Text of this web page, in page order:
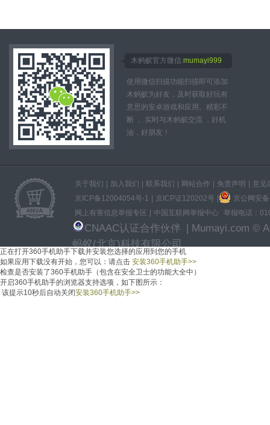
木蚂蚁官方微信:mumayi999
使用微信扫描功能扫描即可添加
木蚂蚁为好友，及时获取好玩有
意思的安卓游戏和应用。精彩不
断 ， 实时与木蚂蚁交流 ，好机
油，好朋友！
关于我们 加入我们 联系我们 网站合作 免责声明
意见
京ICP备12004054号-1
京ICP证120202号
京公网安
网上有害信息举报专区
中国互联网举报中心 举报电话：
CNAAC认证合作伙伴 | Mumayi.com ©
蚂蚁(北京)科技有限公司
正在打开360手机助手下载并安装您选择的应用到您的手机
如果应用下载没有开始， 您可以： 请点击 安装360手机助手>>
检查是否安装了360手机助手（包含在安全卫士的功能大全中）
开启360手机助手的浏览器支持选项，如下图所示：
该提示10秒后自动关闭安装360手机助手>>